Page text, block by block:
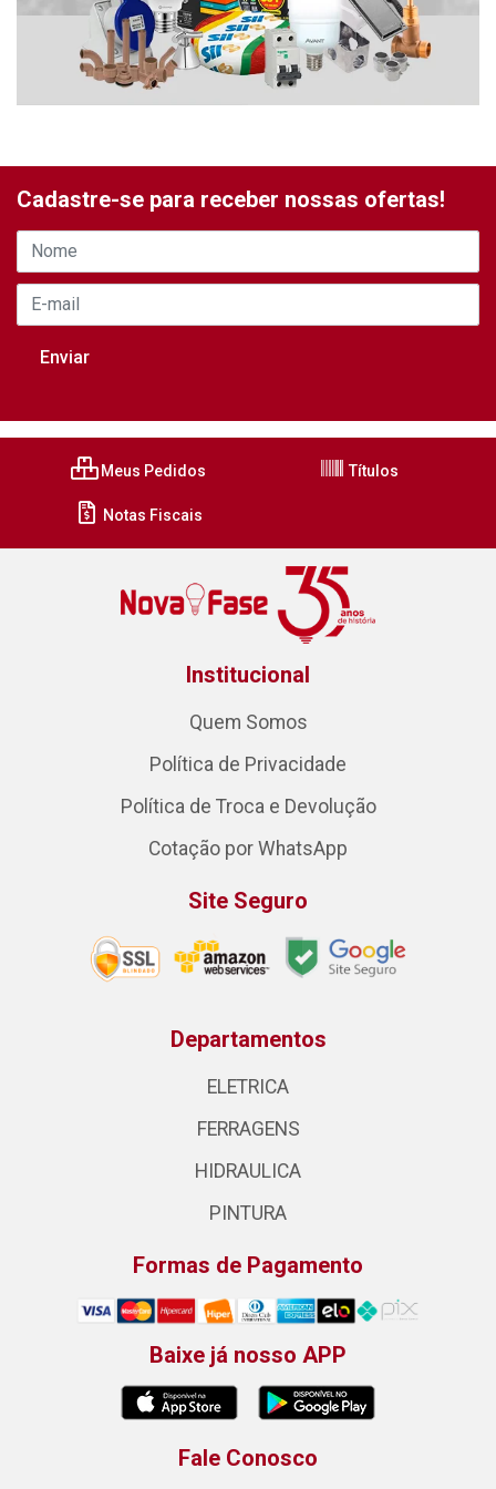
Cadastre-se para receber nossas ofertas!
Meus Pedidos Títulos
Notas Fiscais
Institucional
Quem Somos
Política de Privacidade
Política de Troca e Devolução
Cotação por WhatsApp
Site Seguro
Departamentos
ELETRICA
FERRAGENS
HIDRAULICA
PINTURA
Formas de Pagamento
Baixe já nosso APP
Fale Conosco